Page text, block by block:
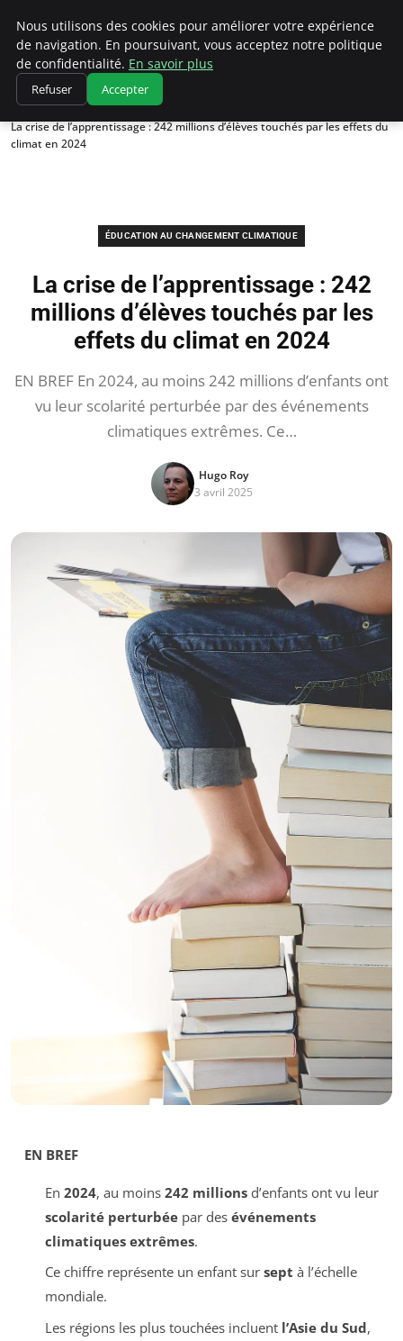
Climatedebtagents
Accueil
Éducation au changement climatique
La crise de l’apprentissage : 242 millions d’élèves touchés par les effets du
climat en 2024
ÉDUCATION AU CHANGEMENT CLIMATIQUE
La crise de l’apprentissage : 242
millions d’élèves touchés par les
effets du climat en 2024
EN BREF En 2024, au moins 242 millions d’enfants ont
vu leur scolarité perturbée par des événements
climatiques extrêmes. Ce…
Hugo Roy
3 avril 2025
EN BREF
En 2024, au moins 242 millionsd’enfants ont vu leur
scolarité perturbéepar des événements
climatiques extrêmes.
Ce chiffre représente un enfant sur sept à l’échelle
mondiale.
Les régions les plus touchées incluent l’Asie du Sud,
Nous utilisons des cookies pour améliorer votre expérience
de navigation. En poursuivant, vous acceptez notre politique
de confidentialité. En savoir plus
Refuser Accepter